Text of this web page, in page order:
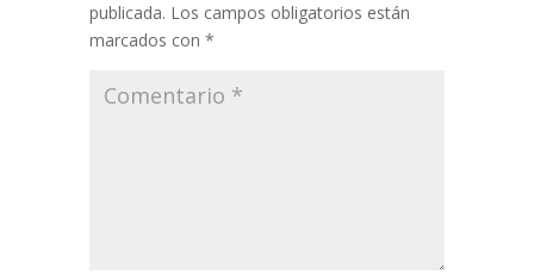
publicada. Los campos obligatorios están
marcados con *